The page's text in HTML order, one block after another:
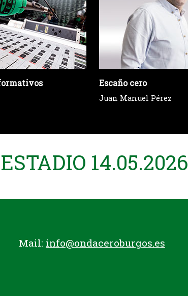
Escaño cero
Juan Manuel Pérez
14.05.2026
Mail: info@ondaceroburgos.es